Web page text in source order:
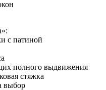
с патиной
полного выдвижения
стяжка
выбор